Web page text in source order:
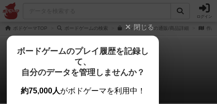
ログイン
ボドゲーマTOP ボードゲームの検索 フィンスパンの通販/商品詳細 作品
フィンスパン
0件の掲示板
閉じる
ボードゲームのプレイ履歴を記録し
て、
自分のデータを管理しませんか？
約75,000人がボドゲーマを利用中！